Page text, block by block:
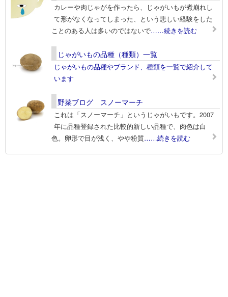
カレーや肉じゃがを作ったら、じゃがいもが煮崩れし
て形がなくなってしまった、という悲しい経験をした
ことのある人は多いのではないで……続きを読む
じゃがいもの品種（種類）一覧
じゃがいもの品種やブランド、種類を一覧で紹介して
います
野菜ブログ スノーマーチ
これは「スノーマーチ」というじゃがいもです。2007
年に品種登録された比較的新しい品種で、肉色は白
色。卵形で目が浅く、やや粉質……続きを読む